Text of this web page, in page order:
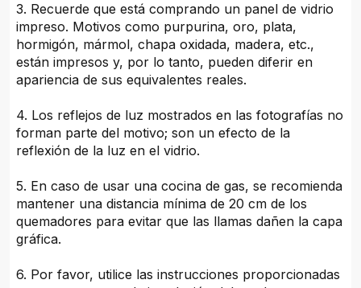
3. Recuerde que está comprando un panel de vidrio
impreso. Motivos como purpurina, oro, plata,
hormigón, mármol, chapa oxidada, madera, etc.,
están impresos y, por lo tanto, pueden diferir en
apariencia de sus equivalentes reales.
4. Los reflejos de luz mostrados en las fotografías no
forman parte del motivo; son un efecto de la
reflexión de la luz en el vidrio.
5. En caso de usar una cocina de gas, se recomienda
mantener una distancia mínima de 20 cm de los
quemadores para evitar que las llamas dañen la capa
gráfica.
6. Por favor, utilice las instrucciones proporcionadas